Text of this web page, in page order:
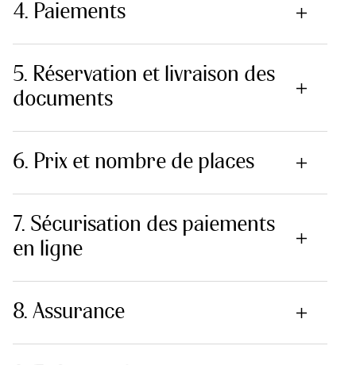
4. Paiements
5. Réservation et livraison des
documents
6. Prix et nombre de places
7. Sécurisation des paiements
en ligne
8. Assurance